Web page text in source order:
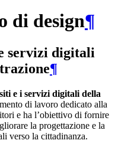
di design¶
servizi digitali
¶
e i servizi digitali della
di lavoro dedicato alla
e ha l’obiettivo di fornire
la progettazione e la
verso la cittadinanza.